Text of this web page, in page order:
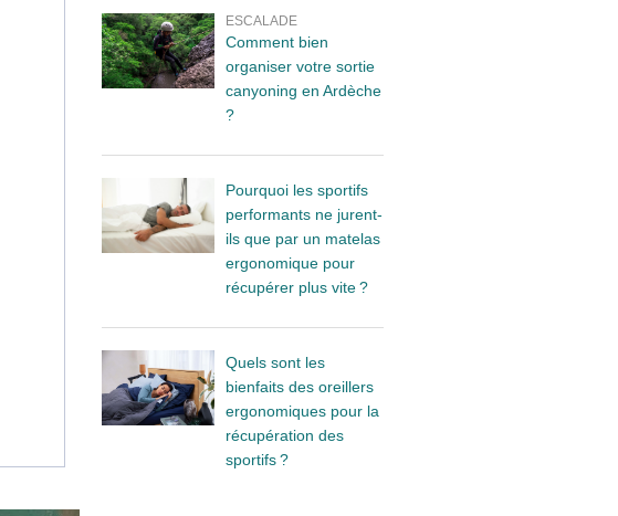
ESCALADE
Comment bien
organiser votre sortie
canyoning en Ardèche
?
Pourquoi les sportifs
performants ne jurent-
ils que par un matelas
ergonomique pour
récupérer plus vite ?
Quels sont les
bienfaits des oreillers
ergonomiques pour la
récupération des
sportifs ?